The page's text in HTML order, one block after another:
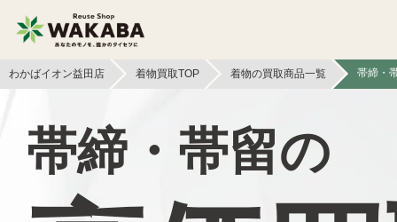
切手買取 テレカ買取
カメラ買取 フィギュア買取
わかばイオン益田店 着物買取TOP 着物の買取商品一覧 帯締・
帯締・帯留の